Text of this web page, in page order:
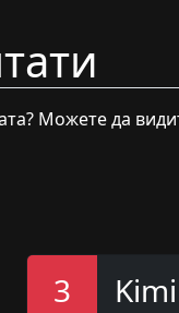
Можете да
3